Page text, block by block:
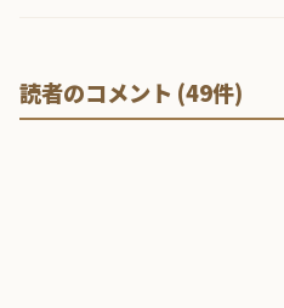
読者のコメント (49件)